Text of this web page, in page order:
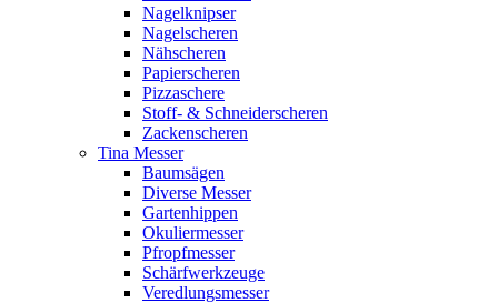
Nagelknipser
Nagelscheren
Nähscheren
Papierscheren
Pizzaschere
Stoff- & Schneiderscheren
Zackenscheren
Tina Messer
Baumsägen
Diverse Messer
Gartenhippen
Okuliermesser
Pfropfmesser
Schärfwerkzeuge
Veredlungsmesser